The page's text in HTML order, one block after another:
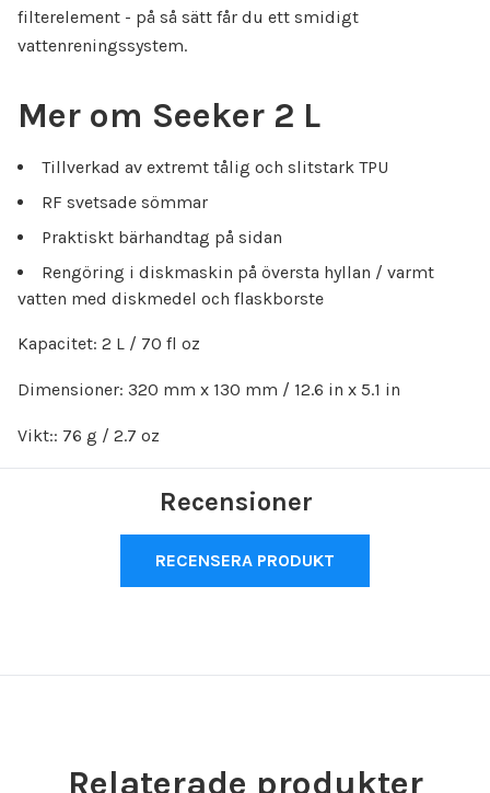
filterelement - på så sätt får du ett smidigt
vattenreningssystem.
Mer om Seeker 2 L
Tillverkad av extremt tålig och slitstark TPU
RF svetsade sömmar
Praktiskt bärhandtag på sidan
Rengöring i diskmaskin på översta hyllan / varmt
vatten med diskmedel och flaskborste
Kapacitet: 2 L / 70 fl oz
Dimensioner: 320 mm x 130 mm / 12.6 in x 5.1 in
Vikt:: 76 g / 2.7 oz
Recensioner
RECENSERA PRODUKT
Relaterade produkter